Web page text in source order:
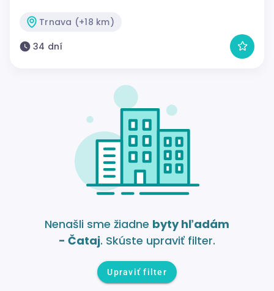
Trnava (+18 km)
34 dní
Nenašli sme žiadne byty hľadám
- Čataj. Skúste upraviť filter.
Upraviť filter